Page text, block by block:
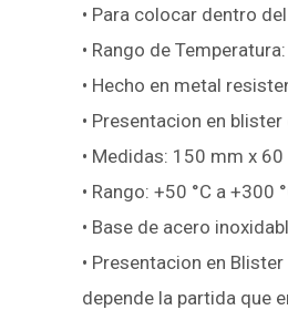
• Para colocar dentro
• Rango de
• Hecho en metal
• Presentacion en
• Medidas: 150 mm x
• Rango: +50 °C a +300
• Base de acero
• Presentacion en
depende la partida que